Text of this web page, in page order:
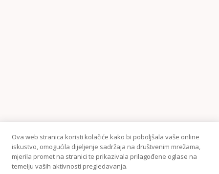
Ova web stranica koristi kolačiće kako bi poboljšala vaše online
iskustvo, omogućila dijeljenje sadržaja na društvenim mrežama,
mjerila promet na stranici te prikazivala prilagođene oglase na
temelju vaših aktivnosti pregledavanja.